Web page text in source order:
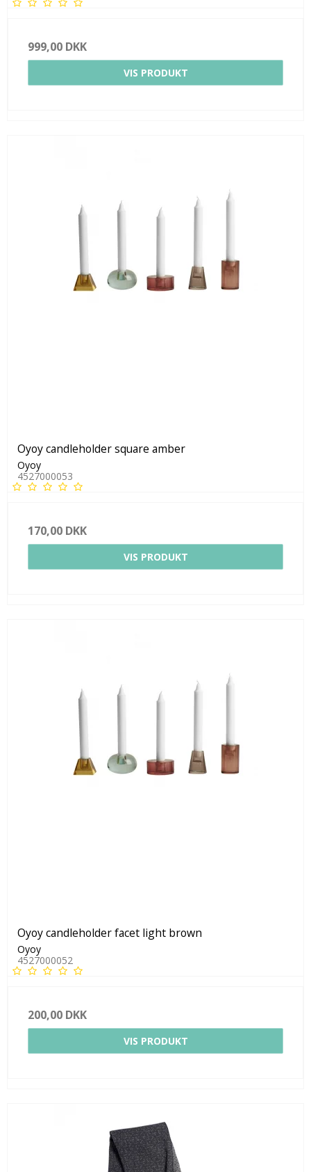
999,00 DKK
VIS PRODUKT
Oyoy candleholder square amber
Oyoy
4527000053
170,00 DKK
VIS PRODUKT
Oyoy candleholder facet light brown
Oyoy
4527000052
200,00 DKK
VIS PRODUKT